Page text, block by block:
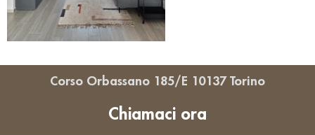
Corso Orbassano 185/E 10137 Torino
Chiamaci ora